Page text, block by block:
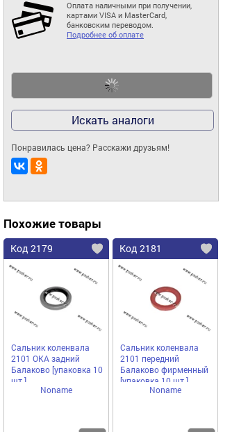
Оплата наличными при получении,
картами VISA и MasterCard,
банковским переводом.
Подробнее об оплате
Искать аналоги
Понравилась цена? Расскажи друзьям!
Похожие товары
Код 2179
Сальник коленвала
2101 ОКА задний
Балаково [упаковка 10
шт.]
Noname
Код 2181
Сальник коленвала
2101 передний
Балаково фирменный
[упаковка 10 шт.]
Noname